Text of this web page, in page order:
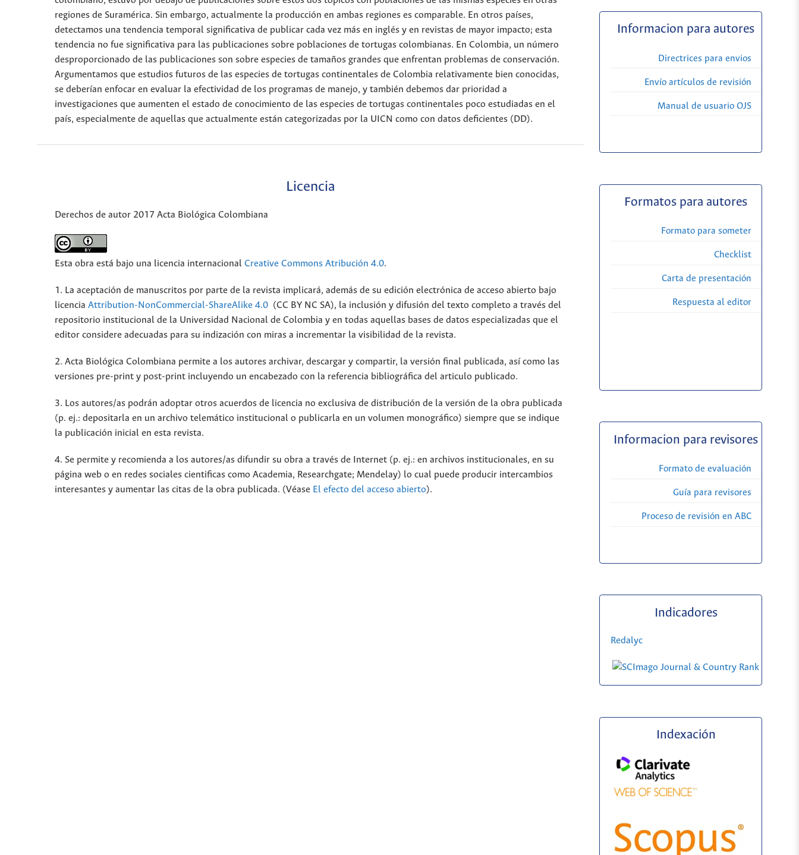
regiones de Suramérica. Sin embargo, actualmente la producción en ambas regiones es comparable. En otros países,
detectamos una tendencia temporal significativa de publicar cada vez más en inglés y en revistas de mayor impacto; esta
tendencia no fue significativa para las publicaciones sobre poblaciones de tortugas colombianas. En Colombia, un número
desproporcionado de las publicaciones son sobre especies de tamaños grandes que enfrentan problemas de conservación.
Argumentamos que estudios futuros de las especies de tortugas continentales de Colombia relativamente bien conocidas,
se deberían enfocar en evaluar la efectividad de los programas de manejo, y también debemos dar prioridad a
investigaciones que aumenten el estado de conocimiento de las especies de tortugas continentales poco estudiadas en el
país, especialmente de aquellas que actualmente están categorizadas por la UICN como con datos deficientes (DD).
Licencia
Derechos de autor 2017 Acta Biológica Colombiana
Esta obra está bajo una licencia internacional Creative Commons Atribución 4.0.
1. La aceptación de manuscritos por parte de la revista implicará, además de su edición electrónica de acceso abierto bajo
licencia Attribution-NonCommercial-ShareAlike 4.0 (CC BY NC SA), la inclusión y difusión del texto completo a través del
repositorio institucional de la Universidad Nacional de Colombia y en todas aquellas bases de datos especializadas que el
editor considere adecuadas para su indización con miras a incrementar la visibilidad de la revista.
2. Acta Biológica Colombiana permite a los autores archivar, descargar y compartir, la versión final publicada, así como las
versiones pre-print y post-print incluyendo un encabezado con la referencia bibliográfica del articulo publicado.
3. Los autores/as podrán adoptar otros acuerdos de licencia no exclusiva de distribución de la versión de la obra publicada
(p. ej.: depositarla en un archivo telemático institucional o publicarla en un volumen monográfico) siempre que se indique
la publicación inicial en esta revista.
4. Se permite y recomienda a los autores/as difundir su obra a través de Internet (p. ej.: en archivos institucionales, en su
página web o en redes sociales cientificas como Academia, Researchgate; Mendelay) lo cual puede producir intercambios
interesantes y aumentar las citas de la obra publicada. (Véase El efecto del acceso abierto).
Informacion para autores
Directrices para envios
Envío artículos de revisión
Manual de usuario OJS
Formatos para autores
Formato para someter
Checklist
Carta de presentación
Respuesta al editor
Informacion para revisores
Formato de evaluación
Guía para revisores
Proceso de revisión en ABC
Indicadores
Redalyc
Indexación